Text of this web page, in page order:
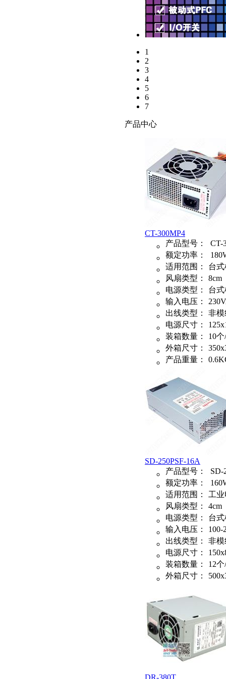
1
2
3
4
5
6
7
产品中心
CT-300MP4
产品型号：
CT-
额定功率：
适用范围：
台
风扇类型：
8cm
电源类型：
台
输入电压：
出线类型：
非
电源尺寸：
装箱数量：
10
外箱尺寸：
产品重量：
SD-250PSF-16A
产品型号：
SD-
额定功率：
适用范围：
工
风扇类型：
4cm
电源类型：
台
输入电压：
100-
出线类型：
非
电源尺寸：
装箱数量：
12
外箱尺寸：
DR-380T